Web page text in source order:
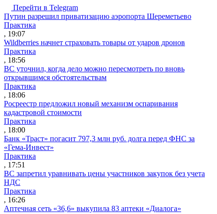
Перейти в Telegram
Путин разрешил приватизацию аэропорта Шереметьево
Практика
, 19:07
Wildberries начнет страховать товары от ударов дронов
Практика
, 18:56
ВС уточнил, когда дело можно пересмотреть по вновь
открывшимся обстоятельствам
Практика
, 18:06
Росреестр предложил новый механизм оспаривания
кадастровой стоимости
Практика
, 18:00
Банк «Траст» погасит 797,3 млн руб. долга перед ФНС за
«Гема-Инвест»
Практика
, 17:51
ВС запретил уравнивать цены участников закупок без учета
НДС
Практика
, 16:26
Аптечная сеть «36,6» выкупила 83 аптеки «Диалога»